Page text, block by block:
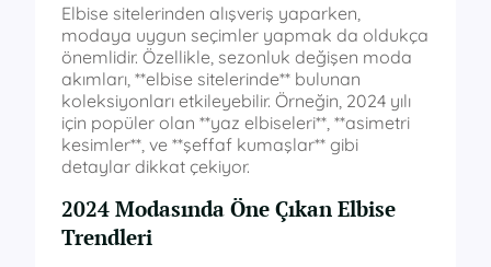
Elbise sitelerinden alışveriş yaparken,
modaya uygun seçimler yapmak da oldukça
önemlidir. Özellikle, sezonluk değişen moda
akımları, **elbise sitelerinde** bulunan
koleksiyonları etkileyebilir. Örneğin, 2024 yılı
için popüler olan **yaz elbiseleri**, **asimetri
kesimler**, ve **şeffaf kumaşlar** gibi
detaylar dikkat çekiyor.
2024 Modasında Öne Çıkan Elbise
Trendleri